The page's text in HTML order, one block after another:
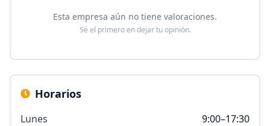
Esta empresa aún no tiene valoraciones.
Sé el primero en dejar tu opinión.
Horarios
Lunes
9:00–17:30